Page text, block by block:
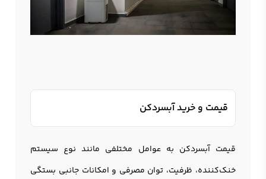
قیمت و خرید آبسردکن
قیمت آبسردکن به عوامل مختلفی مانند نوع سیستم
خنک‌کننده، ظرفیت، توان مصرفی و امکانات جانبی بستگی